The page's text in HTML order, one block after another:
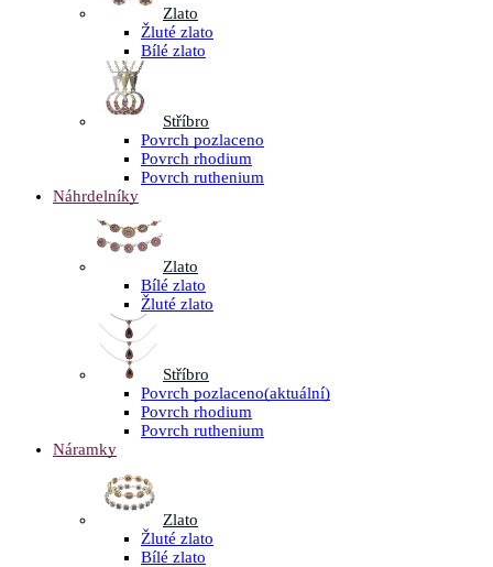
Zlato
Žluté zlato
Bílé zlato
Stříbro
Povrch pozlaceno
Povrch rhodium
Povrch ruthenium
Náhrdelníky
Zlato
Bílé zlato
Žluté zlato
Stříbro
Povrch pozlaceno(aktuální)
Povrch rhodium
Povrch ruthenium
Náramky
Zlato
Žluté zlato
Bílé zlato